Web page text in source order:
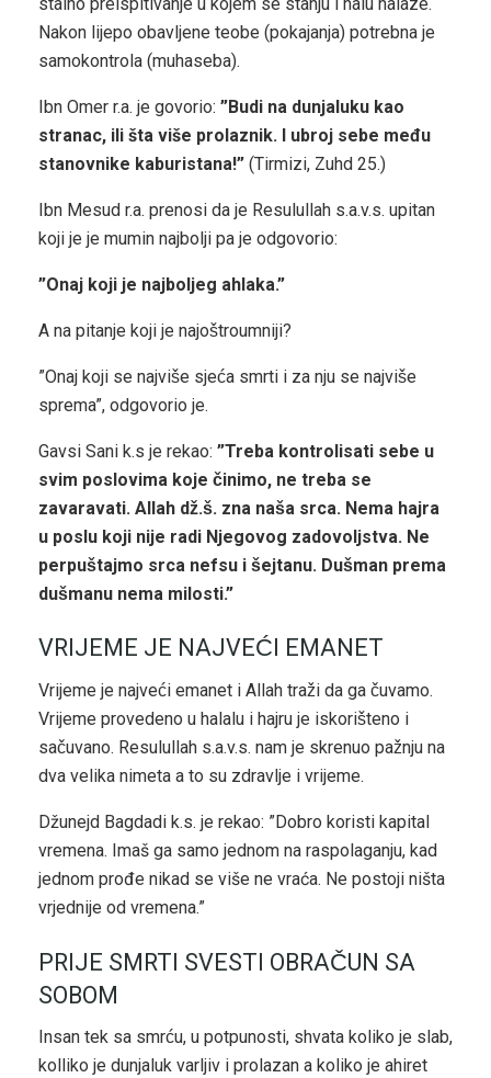
Nakon lijepo obavljene teobe (pokajanja) potrebna je
samokontrola (muhaseba).
Ibn Omer r.a. je govorio: ”Budi na dunjaluku kao
stranac, ili šta više prolaznik. I ubroj sebe među
stanovnike kaburistana!” (Tirmizi, Zuhd 25.)
Ibn Mesud r.a. prenosi da je Resulullah s.a.v.s. upitan
koji je je mumin najbolji pa je odgovorio:
”Onaj koji je najboljeg ahlaka.”
A na pitanje koji je najoštroumniji?
”Onaj koji se najviše sjeća smrti i za nju se najviše
sprema”, odgovorio je.
Gavsi Sani k.s je rekao: ”Treba kontrolisati sebe u
svim poslovima koje činimo, ne treba se
zavaravati. Allah dž.š. zna naša srca. Nema hajra
u poslu koji nije radi Njegovog zadovoljstva. Ne
perpuštajmo srca nefsu i šejtanu. Dušman prema
dušmanu nema milosti.”
VRIJEME JE NAJVEĆI EMANET
Vrijeme je najveći emanet i Allah traži da ga čuvamo.
Vrijeme provedeno u halalu i hajru je iskorišteno i
sačuvano. Resulullah s.a.v.s. nam je skrenuo pažnju na
dva velika nimeta a to su zdravlje i vrijeme.
Džunejd Bagdadi k.s. je rekao: ”Dobro koristi kapital
vremena. Imaš ga samo jednom na raspolaganju, kad
jednom prođe nikad se više ne vraća. Ne postoji ništa
vrjednije od vremena.”
PRIJE SMRTI SVESTI OBRAČUN SA
SOBOM
Insan tek sa smrću, u potpunosti, shvata koliko je slab,
kolliko je dunjaluk varljiv i prolazan a koliko je ahiret